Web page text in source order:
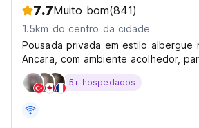
7.7Muito bom(841)
1.5km do centro da cidade
Pousada privada em estilo albergue
Ancara, com ambiente acolhedor,
com orçamento limitado em busca
experiência em Ancara.
5+ hospedados